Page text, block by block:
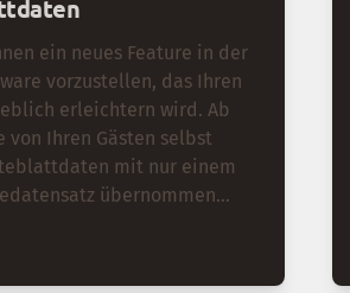
ein neues Feature in der
vorzustellen, das Ihren
erleichtern wird. Ab
von Ihren Gästen selbst
mit nur einem
übernommen
zu verbessern, die